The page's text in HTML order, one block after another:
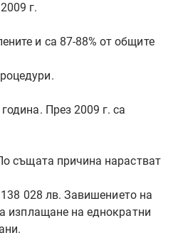
г.
и са 87-88% от общите
През 2009 г. са
същата причина нарастват
028 лв. Завишението на
изплащане на еднократни